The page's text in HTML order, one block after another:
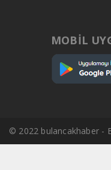
MOBİL
© 2022 bulancakhaber -